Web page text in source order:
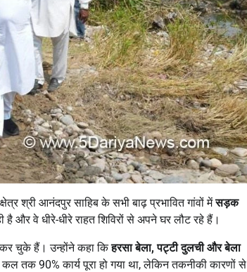
श्री आनंदपुर साहिब के सभी बाढ़ प्रभावित गांवों मेंसड़क
और वे धीरे-धीरे राहत शिविरों से अपने घर लौट रहे हैं।
चुके हैं। उन्होंने कहा किहरसा बेला,पट्टी दुलची और बेला
तक 90% कार्य पूरा हो गया था, लेकिन तकनीकी कारणों से